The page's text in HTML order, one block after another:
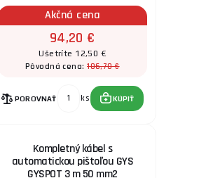
Akčná cena
94,20 €
Ušetríte 12,50 €
Pôvodná cena:106,70 €
POROVNAŤ ks KÚPIŤ
Kompletný kábel s
automatickou pištoľou GYS
GYSPOT 3 m 50 mm2